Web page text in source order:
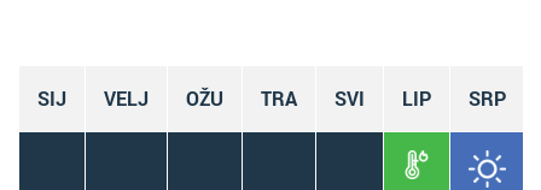
SIJ VELJ OŽU TRA SVI LIP SRP